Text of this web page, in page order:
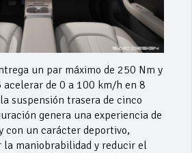
un par máximo de 250 Nm y
acelerar de 0 a 100 km/h en 8
suspensión trasera de cinco
genera una experiencia de
con un carácter deportivo,
la maniobrabilidad y reducir el